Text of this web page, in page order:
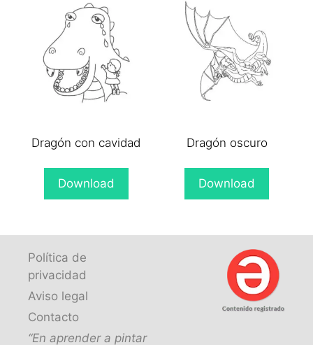
Dragón con cavidad
Download
Dragón oscuro
Download
Política de
privacidad
Aviso legal
Contacto
“En aprender a pintar